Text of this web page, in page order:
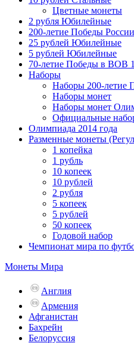
Цветные монеты
2 рубля Юбилейные
200-летие Победы
25 рублей Юбилейные
5 рублей Юбилейные
70-летие Победы в ВОВ
Наборы
Наборы 200-летие
Наборы монет
Наборы монет
Официальные
Олимпиада 2014 года
Разменные монеты
1 копейка
1 рубль
10 копеек
10 рублей
2 рубля
5 копеек
5 рублей
50 копеек
Годовой набор
Чемпионат мира по
Монеты Мира
Англия
Армения
Афганистан
Бахрейн
Белоруссия